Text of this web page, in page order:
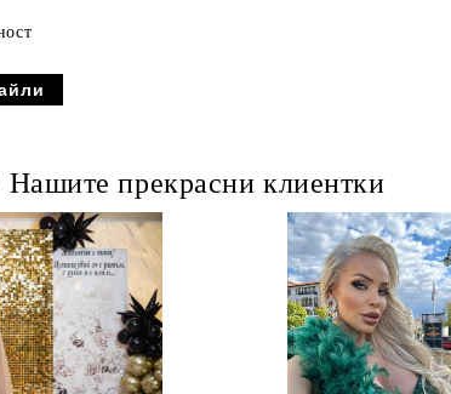
прекрасни клиентки